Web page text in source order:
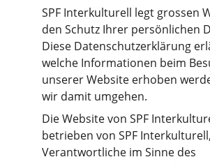
SPF Interkulturell legt grossen
den Schutz Ihrer persönlichen
Diese Datenschutzerklärung
welche Informationen beim
unserer Website erhoben
wir damit umgehen.
Die Website von SPF
betrieben von SPF
Verantwortliche im Sinne des